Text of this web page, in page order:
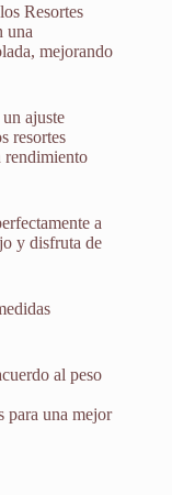
Resortes
una
mejorando
ajuste
resortes
rendimiento
a
y disfruta de
al peso
para una mejor